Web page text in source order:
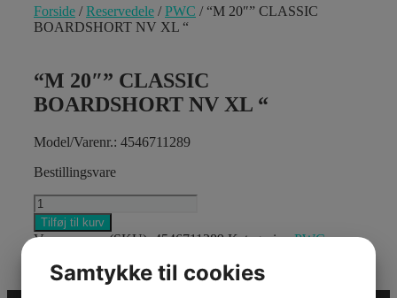
Forside /Reservedele /PWC / “M 20″” CLASSIC
BOARDSHORT NV XL “
“M 20″” CLASSIC
BOARDSHORT NV XL “
Model/Varenr.: 4546711289
Bestillingsvare
"M
20""
CLASSIC
NV
XL
Tilføj til kurv
Varenummer (SKU):4546711289 Kategorier:PWC,
Samtykke til cookies